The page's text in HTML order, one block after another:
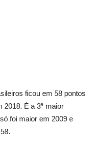
ficou em 58 pontos
2018. É a 3ª maior
foi maior em 2009 e